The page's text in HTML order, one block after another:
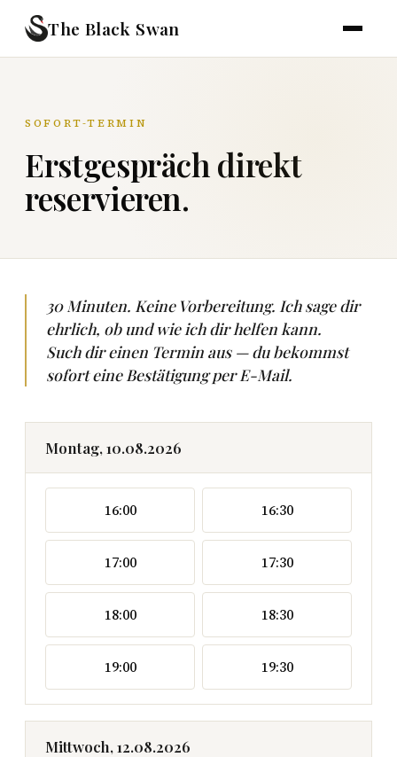
The Black Swan
SOFORT-TERMIN
Erstgespräch direkt
reservieren.
30 Minuten. Keine Vorbereitung. Ich sage dir
ehrlich, ob und wie ich dir helfen kann.
Such dir einen Termin aus — du bekommst
sofort eine Bestätigung per E-Mail.
Montag, 10.08.2026
16:00 16:30
17:00 17:30
18:00 18:30
19:00 19:30
Mittwoch, 12.08.2026